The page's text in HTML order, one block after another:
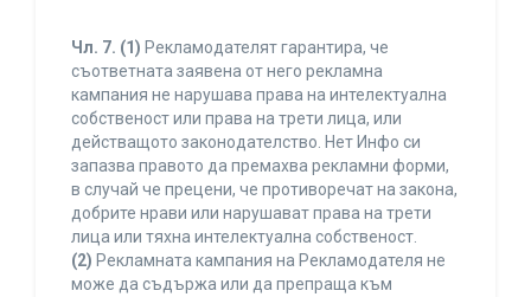
Чл. 7. (1) Рекламодателят гарантира, че
съответната заявена от него рекламна
кампания не нарушава права на интелектуална
собственост или права на трети лица, или
действащото законодателство. Нет Инфо си
запазва правото да премахва рекламни форми,
в случай че прецени, че противоречат на закона,
добрите нрави или нарушават права на трети
лица или тяхна интелектуална собственост.
(2) Рекламната кампания на Рекламодателя не
може да съдържа или да препраща към